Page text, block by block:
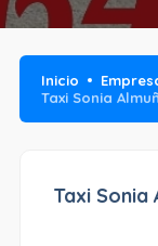
Inicio
Taxi Sonia
Taxi